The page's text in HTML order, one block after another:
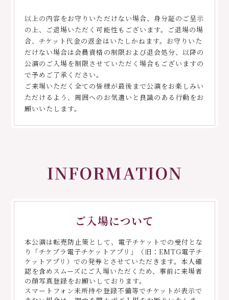
以上の内容をお守りいただけない場合、身分証のご呈示
の上、ご退場いただく可能性もございます。ご退場の場
合、チケット代金の返金はいたしかねます。お守りいた
だけない場合は会員資格の制限および退会処分、以降の
公演のご入場を制限させていただく場合もございますの
で予めご了承ください。
ご来場いただく全ての皆様が最後まで公演をお楽しみい
ただけるよう、周囲へのお気遣いと良識のある行動をお
願いいたします。
INFORMATION
ご入場について
本公演は転売防止策として、電子チケットでの受付とな
り「チケプラ電子チケットアプリ」（旧：EMTG電子チ
ケットアプリ）での発券とさせていただきます。本人確
認を含めスムーズにご入場いただくため、事前に来場者
の顔写真登録をお願いしております。
スマートフォン未所持や登録不備等でチケットが表示で